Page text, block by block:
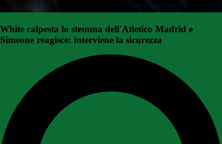
White calpesta lo stemma dell'Atletico Madrid e
Simeone reagisce: interviene la sicurezza